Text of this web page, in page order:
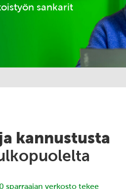
sankarit
kannustusta
sparraajan verkosto tekee